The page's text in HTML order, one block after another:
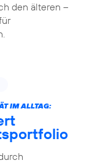
den älteren –
IM ALLTAG: